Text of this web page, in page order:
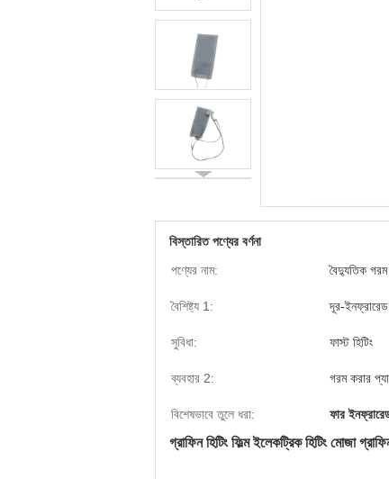
বিস্তারিত পণ্যের বর্ণনা
পণ্যের নাম:
বৈদ্যুতিক
বৈশিষ্ট্য 1: দূর-ইনফ্রারেড
সুবিধা: ফাস্ট হিটিং
ব্যবহার 2: গরম করার
বিশেষভাবে তুলে ধরা: ফার
গ্রাফিন হিটিং ফিল্ম ইলেকট্রিক হিটিং মোজা